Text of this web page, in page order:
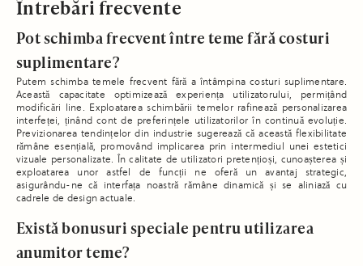
Întrebări frecvente
Pot schimba frecvent între teme fără costuri
suplimentare?
Putem schimba temele frecvent fără a întâmpina costuri suplimentare.
Această capacitate optimizează experiența utilizatorului, permițând
modificări line. Exploatarea schimbării temelor rafinează personalizarea
interfeței, ținând cont de preferințele utilizatorilor în continuă evoluție.
Previzionarea tendințelor din industrie sugerează că această flexibilitate
rămâne esențială, promovând implicarea prin intermediul unei estetici
vizuale personalizate. În calitate de utilizatori pretențioși, cunoașterea și
exploatarea unor astfel de funcții ne oferă un avantaj strategic,
asigurându-ne că interfața noastră rămâne dinamică și se aliniază cu
cadrele de design actuale.
Există bonusuri speciale pentru utilizarea
anumitor teme?